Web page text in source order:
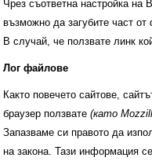
Чрез съответна настройка на
възможно да загубите част
В случай, че ползвате линк
Лог файлове
Както повечето сайтове,
браузер ползвате (като
Запазваме си правото да
на закона. Тази информация